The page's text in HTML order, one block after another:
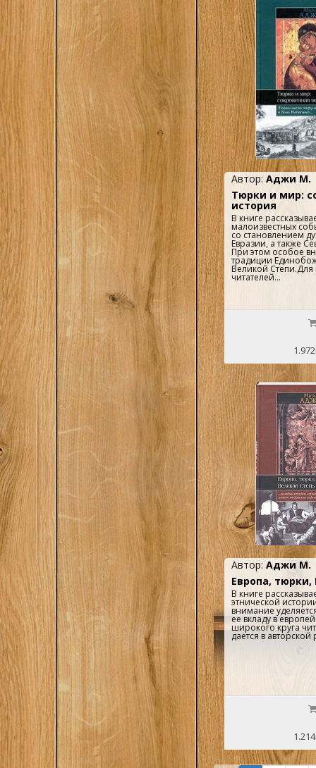
Поволжья до
Автор: Аджи М.
Тюрки и мир:
история
В книге
малоизвестных
со становлением
Евразии, а также
При этом особое
традиции
Великой
читателей...
Автор: Аджи М.
Европа, тюрки,
В книге
этнической
внимание
ее вкладу в
широкого круга
дается в авторской